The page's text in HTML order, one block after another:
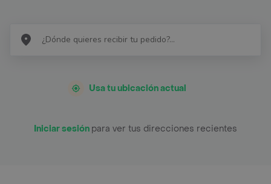
Usa tu ubicación actual
Iniciar sesión para ver tus direcciones recientes